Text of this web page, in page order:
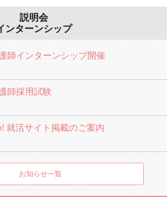
説明会
ンターンシップ
師インターンシップ開催
師採用試験
就活サイト掲載のご案内
お知らせ一覧